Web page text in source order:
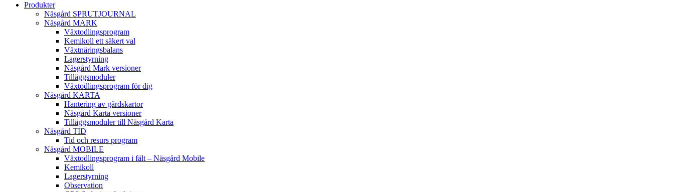
Produkter
Näsgård SPRUTJOURNAL
Näsgård MARK
Växtodlingsprogram
Kemikoll ett säkert val
Växtnäringsbalans
Lagerstyrning
Näsgård Mark versioner
Tilläggsmoduler
Växtodlingsprogram för dig
Näsgård KARTA
Hantering av gårdskartor
Näsgård Karta versioner
Tilläggsmoduler till Näsgård Karta
Näsgård TID
Tid och resurs program
Näsgård MOBILE
Växtodlingsprogram i fält – Näsgård Mobile
Kemikoll
Lagerstyrning
Observation